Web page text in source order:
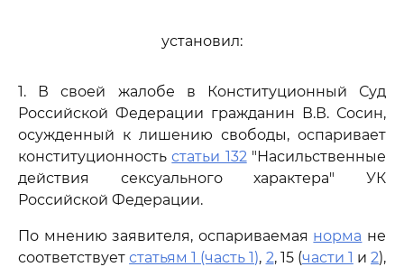
установил:
1. В своей жалобе в Конституционный Суд
Российской Федерации гражданин В.В. Сосин,
осужденный к лишению свободы, оспаривает
конституционностьстатьи 132"Насильственные
действия сексуального характера" УК
Российской Федерации.
По мнению заявителя, оспариваемая норма не
соответствуетстатьям 1 (часть 1), 2, 15 (части 1 и2),